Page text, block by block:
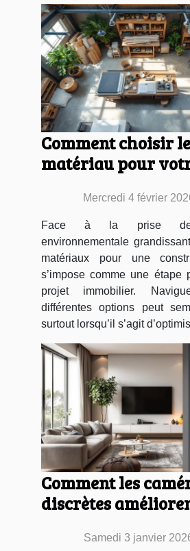
Comment choisir
matériau pour
Mercredi 4 février
Face à la prise de
environnementale
matériaux pour une
s’impose comme une étape
projet immobilier.
différentes options peut
surtout lorsqu’il s’agit
Comment les
discrètes
Samedi 3 janvier